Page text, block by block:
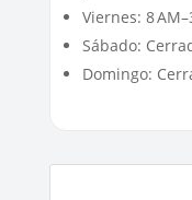
Viernes: 8
Sábado:
Domingo: